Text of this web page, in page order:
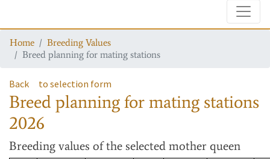
Home
Breeding Values
Breed planning for mating stations
Back to selection form
Breed planning for mating stations
2026
Breeding values of the selected mother queen